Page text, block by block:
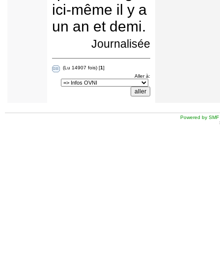
ici-même il y a
un an et demi.
Journalisée
(Lu 14907 fois) [1]
Aller à:
Powered by